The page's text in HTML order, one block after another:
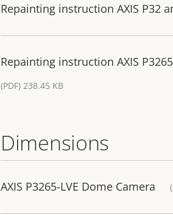
Repainting instruction AXIS P32
Repainting instruction AXIS
(PDF) 238.45 KB
Dimensions
AXIS P3265-LVE Dome Camera